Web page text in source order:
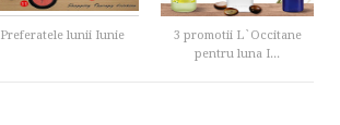
Preferatele lunii Iunie
3 promotii L`Occitane
pentru luna I...